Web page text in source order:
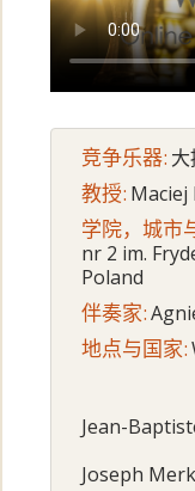
竞争乐器:
教授: Maciej
学院，城市
nr 2 im.
Poland
伴奏家:
地点与国家:
Jean-
Joseph